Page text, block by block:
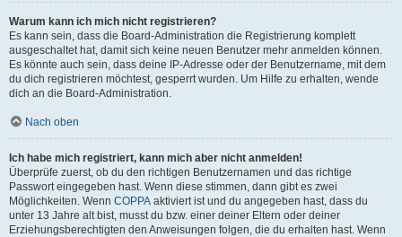
Warum kann ich mich nicht registrieren?
Es kann sein, dass die Board-Administration die Registrierung komplett
ausgeschaltet hat, damit sich keine neuen Benutzer mehr anmelden können.
Es könnte auch sein, dass deine IP-Adresse oder der Benutzername, mit dem
du dich registrieren möchtest, gesperrt wurden. Um Hilfe zu erhalten, wende
dich an die Board-Administration.
Nach oben
Ich habe mich registriert, kann mich aber nicht anmelden!
Überprüfe zuerst, ob du den richtigen Benutzernamen und das richtige
Passwort eingegeben hast. Wenn diese stimmen, dann gibt es zwei
Möglichkeiten. Wenn COPPA aktiviert ist und du angegeben hast, dass du
unter 13 Jahre alt bist, musst du bzw. einer deiner Eltern oder deiner
Erziehungsberechtigten den Anweisungen folgen, die du erhalten hast. Wenn